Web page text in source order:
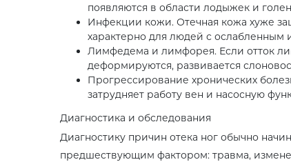
появляются в области лодыжек и
Инфекции кожи. Отечная кожа хуже
характерно для людей с
Лимфедема и лимфорея. Если отток
деформируются, развивается
Прогрессирование хронических
затрудняет работу вен и насосную
Диагностика и обследования
Диагностику причин отека ног обычно
предшествующим фактором: травма,